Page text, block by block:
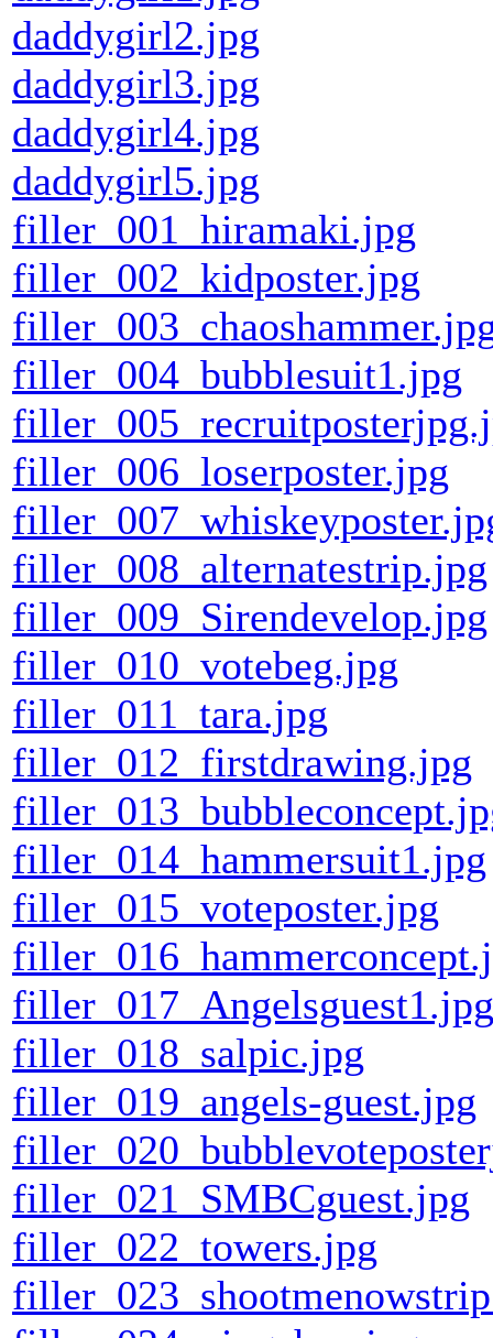
daddygirl2.jpg
daddygirl3.jpg
daddygirl4.jpg
daddygirl5.jpg
filler_001_hiramaki.jpg
filler_002_kidposter.jpg
filler_004_bubblesuit1.jpg
filler_006_loserposter.jpg
filler_008_alternatestrip.jpg
filler_009_Sirendevelop.jpg
filler_010_votebeg.jpg
filler_011_tara.jpg
filler_012_firstdrawing.jpg
filler_014_hammersuit1.jpg
filler_015_voteposter.jpg
filler_017_Angelsguest1.jpg
filler_018_salpic.jpg
filler_019_angels-guest.jpg
filler_021_SMBCguest.jpg
filler_022_towers.jpg